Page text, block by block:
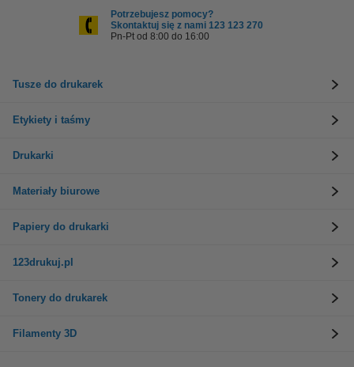
Potrzebujesz pomocy?
Skontaktuj się z nami 123 123 270
Pn-Pt od 8:00 do 16:00
Tusze do drukarek
Etykiety i taśmy
Drukarki
Materiały biurowe
Papiery do drukarki
123drukuj.pl
Tonery do drukarek
Filamenty 3D